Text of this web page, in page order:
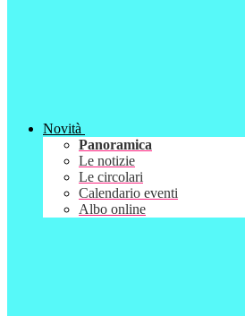
Novità
Panoramica
Le notizie
Le circolari
Calendario eventi
Albo online